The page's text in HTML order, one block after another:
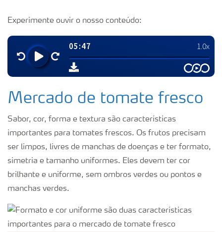
Experimente ouvir o nosso conteúdo:
Mercado de tomate fresco
Sabor, cor, forma e textura são características
importantes para tomates frescos. Os frutos precisam
ser limpos, livres de manchas de doenças e ter formato,
simetria e tamanho uniformes. Eles devem ter cor
brilhante e uniforme, sem ombros verdes ou pontos e
manchas verdes.